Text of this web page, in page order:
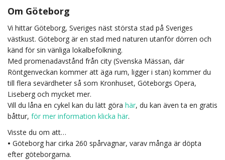
Om Göteborg
Vi hittar Göteborg, Sveriges näst största stad på Sveriges
västkust. Göteborg är en stad med naturen utanför dörren och
känd för sin vänliga lokalbefolkning.
Med promenadavstånd från city (Svenska Mässan, där
Röntgenveckan kommer att äga rum, ligger i stan) kommer du
till flera sevärdheter så som Kronhuset, Göteborgs Opera,
Liseberg och mycket mer.
Vill du låna en cykel kan du lätt göra här, du kan även ta en gratis
båttur, för mer information klicka här.
Visste du om att…
• Göteborg har cirka 260 spårvagnar, varav många är döpta
efter göteborgarna.